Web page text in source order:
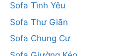
Sofa Tình Yêu
Sofa Thư Giãn
Sofa Chung Cư